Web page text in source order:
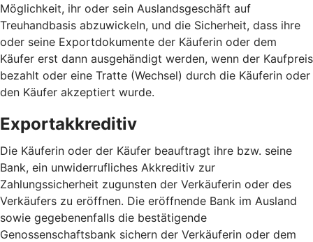
Möglichkeit, ihr oder sein Auslandsgeschäft auf
Treuhandbasis abzuwickeln, und die Sicherheit, dass ihre
oder seine Exportdokumente der Käuferin oder dem
Käufer erst dann ausgehändigt werden, wenn der Kaufpreis
bezahlt oder eine Tratte (Wechsel) durch die Käuferin oder
den Käufer akzeptiert wurde.
Exportakkreditiv
Die Käuferin oder der Käufer beauftragt ihre bzw. seine
Bank, ein unwiderrufliches Akkreditiv zur
Zahlungssicherheit zugunsten der Verkäuferin oder des
Verkäufers zu eröffnen. Die eröffnende Bank im Ausland
sowie gegebenenfalls die bestätigende
Genossenschaftsbank sichern der Verkäuferin oder dem